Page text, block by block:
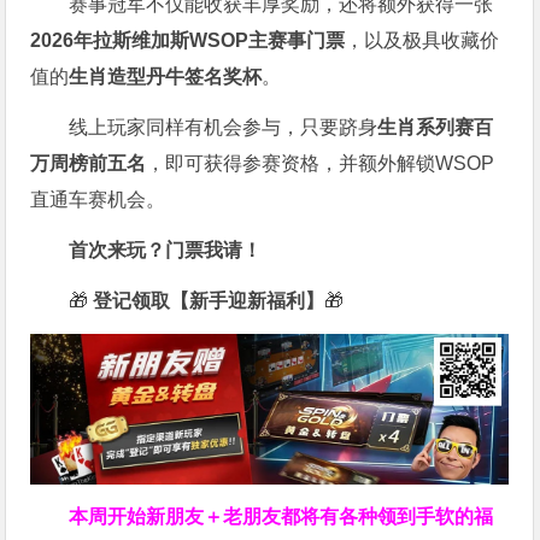
赛事冠军不仅能收获丰厚奖励，还将额外获得一张
2026年拉斯维加斯WSOP主赛事门票 ，以及极具收藏价
值的生肖造型丹牛签名奖杯。
线上玩家同样有机会参与，只要跻身生肖系列赛百
万周榜前五名 ，即可获得参赛资格，并额外解锁WSOP
直通车赛机会。
首次来玩？门票我请！
🎁 登记领取【新手迎新福利】 🎁
本周开始新朋友＋老朋友都将有各种领到手软的福